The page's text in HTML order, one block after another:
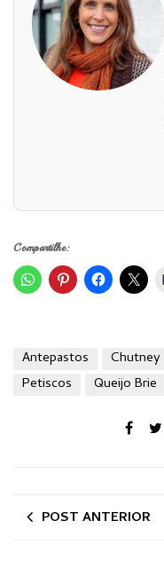
Compartilhe:
Antepastos Chutney
Petiscos
Queijo Brie
POST ANTERIOR